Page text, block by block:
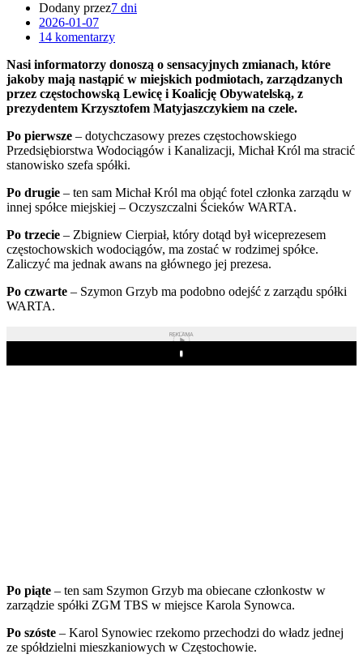
Dodany przez7 dni
2026-01-07
14 komentarzy
Nasi informatorzy donoszą o sensacyjnych zmianach, które
jakoby mają nastąpić w miejskich podmiotach, zarządzanych
przez częstochowską Lewicę i Koalicję Obywatelską, z
prezydentem Krzysztofem Matyjaszczykiem na czele.
Po pierwsze – dotychczasowy prezes częstochowskiego
Przedsiębiorstwa Wodociągów i Kanalizacji, Michał Król ma stracić
stanowisko szefa spółki.
Po drugie – ten sam Michał Król ma objąć fotel członka zarządu w
innej spółce miejskiej – Oczyszczalni Ścieków WARTA.
Po trzecie – Zbigniew Cierpiał, który dotąd był wiceprezesem
częstochowskich wodociągów, ma zostać w rodzimej spółce.
Zaliczyć ma jednak awans na głównego jej prezesa.
Po czwarte – Szymon Grzyb ma podobno odejść z zarządu spółki
WARTA.
REKLAMA
Play
Po piąte – ten sam Szymon Grzyb ma obiecane członkostw w
zarządzie spółki ZGM TBS w miejsce Karola Synowca.
Po szóste – Karol Synowiec rzekomo przechodzi do władz jednej
ze spółdzielni mieszkaniowych w Częstochowie.